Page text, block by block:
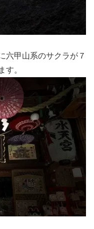
六甲山系のサクラが７
す。